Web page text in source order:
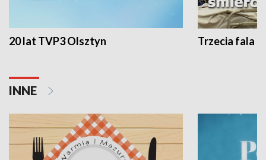
20 lat TVP3 Olsztyn Trzecia fala -
INNE